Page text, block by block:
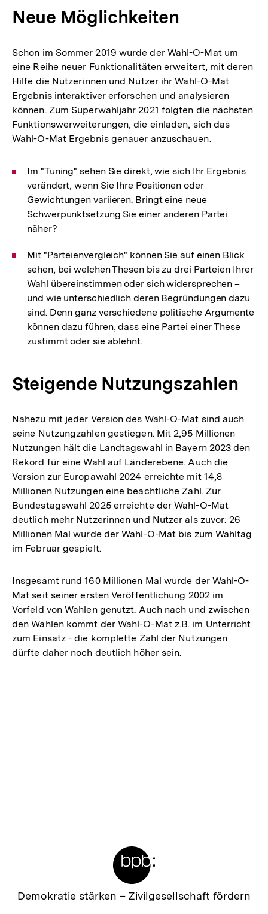
Neue Möglichkeiten
Schon im Sommer 2019 wurde der Wahl-O-Mat um
eine Reihe neuer Funktionalitäten erweitert, mit deren
Hilfe die Nutzerinnen und Nutzer ihr Wahl-O-Mat
Ergebnis interaktiver erforschen und analysieren
können. Zum Superwahljahr 2021 folgten die nächsten
Funktionswerweiterungen, die einladen, sich das
Wahl-O-Mat Ergebnis genauer anzuschauen.
Im "Tuning" sehen Sie direkt, wie sich Ihr Ergebnis
verändert, wenn Sie Ihre Positionen oder
Gewichtungen variieren. Bringt eine neue
Schwerpunktsetzung Sie einer anderen Partei
näher?
Mit "Parteienvergleich" können Sie auf einen Blick
sehen, bei welchen Thesen bis zu drei Parteien Ihrer
Wahl übereinstimmen oder sich widersprechen –
und wie unterschiedlich deren Begründungen dazu
sind. Denn ganz verschiedene politische Argumente
können dazu führen, dass eine Partei einer These
zustimmt oder sie ablehnt.
Steigende Nutzungszahlen
Nahezu mit jeder Version des Wahl-O-Mat sind auch
seine Nutzungzahlen gestiegen. Mit 2,95 Millionen
Nutzungen hält die Landtagswahl in Bayern 2023 den
Rekord für eine Wahl auf Länderebene. Auch die
Version zur Europawahl 2024 erreichte mit 14,8
Millionen Nutzungen eine beachtliche Zahl. Zur
Bundestagswahl 2025 erreichte der Wahl-O-Mat
deutlich mehr Nutzerinnen und Nutzer als zuvor: 26
Millionen Mal wurde der Wahl-O-Mat bis zum Wahltag
im Februar gespielt.
Insgesamt rund 160 Millionen Mal wurde der Wahl-O-
Mat seit seiner ersten Veröffentlichung 2002 im
Vorfeld von Wahlen genutzt. Auch nach und zwischen
den Wahlen kommt der Wahl-O-Mat z.B. im Unterricht
zum Einsatz - die komplette Zahl der Nutzungen
dürfte daher noch deutlich höher sein.
Zur
Demokratie stärken – Zivilgesellschaft fördern